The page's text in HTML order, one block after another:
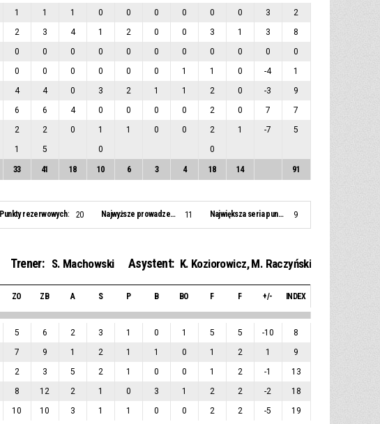
1 1 1 0 0 0 0 0 0 3 2
2 3 4 1 2 0 0 3 1 3 8
0 0 0 0 0 0 0 0 0 0 0
0 0 0 0 0 0 1 1 0 -4 1
4 4 0 3 2 1 1 2 0 -3 9
6 6 4 0 0 0 0 2 0 7 7
2 2 0 1 1 0 0 2 1 -7
5
1 5 0 0
33 41 18 10 6 3 4 18 14 91
Punkty rezerwowych: 20 Najwyższe prowadzenie: 11 Największa seria punktowa: 9
Trener: S. Machowski Asystent: K. Koziorowicz,M. Raczyński
ZO ZB A S P B BO F F +/- INDEX
5 6 2 3 1 0 1 5 5 -10 8
7 9 1 2 1 1 0 1 2 1 9
2 3 5 2 1 0 0 1 2 -1 13
8 12 2 1 0 3 1 2 2 -2 18
10 10 3 1 1 0 0 2 2 -5 19